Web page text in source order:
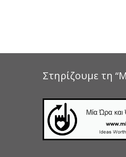
Στηρίζουμε τη